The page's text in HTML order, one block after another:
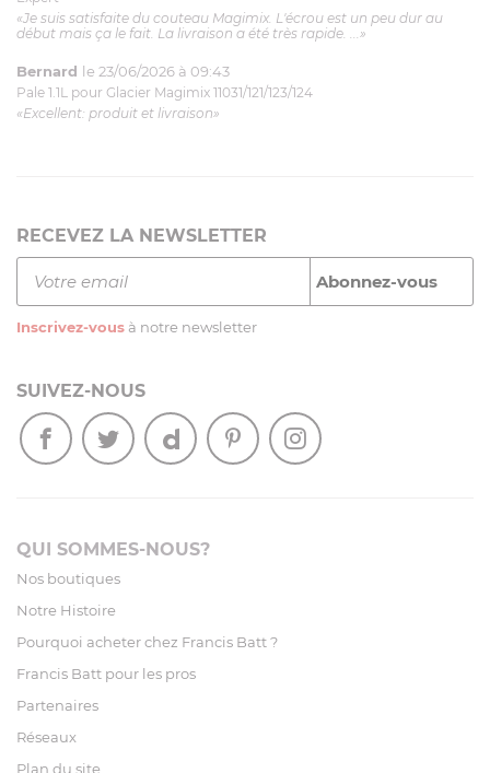
«Je suis satisfaite du couteau Magimix. L'écrou est un peu dur au
début mais ça le fait. La livraison a été très rapide. ...»
Bernard le 23/06/2026 à 09:43
Pale 1.1L pour Glacier Magimix 11031/121/123/124
«Excellent: produit et livraison»
RECEVEZ LA NEWSLETTER
Inscrivez-vous à notre newsletter
SUIVEZ-NOUS
QUI SOMMES-NOUS?
Nos boutiques
Notre Histoire
Pourquoi acheter chez Francis Batt ?
Francis Batt pour les pros
Partenaires
Réseaux
Plan du site